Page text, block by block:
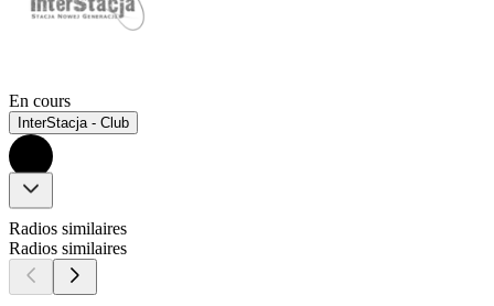
En cours
InterStacja - Club
Radios similaires
Radios similaires